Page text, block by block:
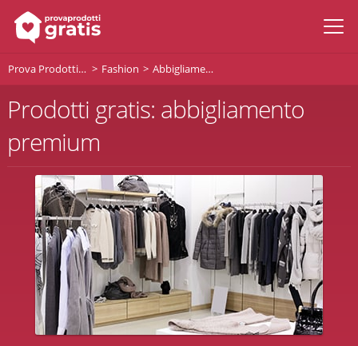
Prova Prodotti Gratis Fashion Abbigliamento Premium
Prodotti gratis: abbigliamento
premium